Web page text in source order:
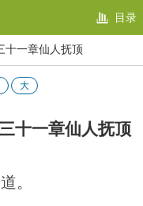
目录
十一章仙人抚顶
大
十一章仙人抚顶
。